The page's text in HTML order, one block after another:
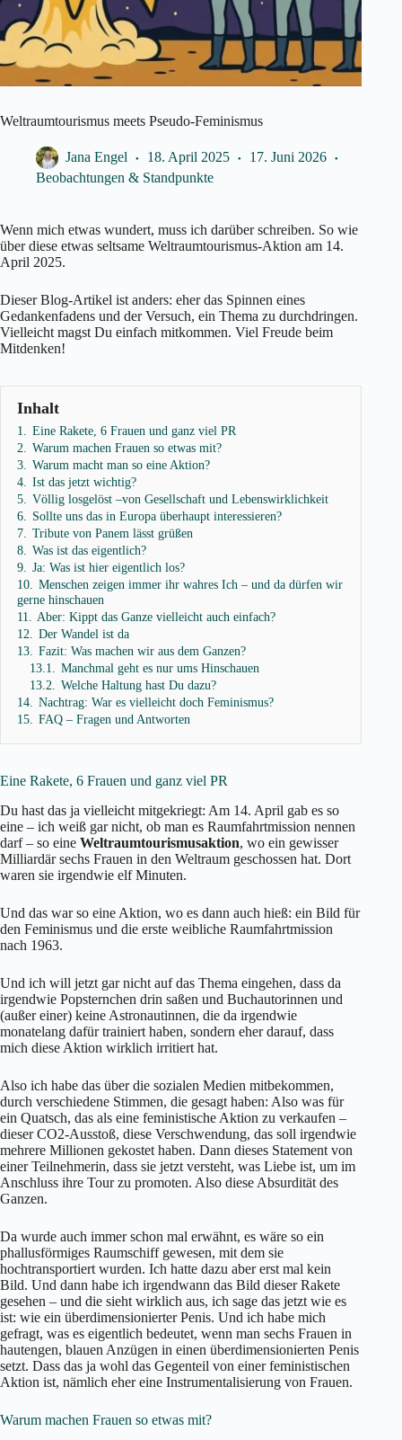
Weltraumtourismus meets Pseudo-Feminismus
Jana Engel 18. April 2025
17. Juni 2026
Beobachtungen & Standpunkte
Wenn mich etwas wundert, muss ich darüber schreiben. So wie
über diese etwas seltsame Weltraumtourismus-Aktion am 14.
April 2025.
Dieser Blog-Artikel ist anders: eher das Spinnen eines
Gedankenfadens und der Versuch, ein Thema zu durchdringen.
Vielleicht magst Du einfach mitkommen. Viel Freude beim
Mitdenken!
Inhalt
1.
Eine Rakete, 6 Frauen und ganz viel PR
2.
Warum machen Frauen so etwas mit?
3.
Warum macht man so eine Aktion?
4.
Ist das jetzt wichtig?
5.
Völlig losgelöst –von Gesellschaft und Lebenswirklichkeit
6.
Sollte uns das in Europa überhaupt interessieren?
7.
Tribute von Panem lässt grüßen
8.
Was ist das eigentlich?
9.
Ja: Was ist hier eigentlich los?
10.
Menschen zeigen immer ihr wahres Ich – und da dürfen wir
gerne hinschauen
11.
Aber: Kippt das Ganze vielleicht auch einfach?
12.
Der Wandel ist da
13.
Fazit: Was machen wir aus dem Ganzen?
13.1.
Manchmal geht es nur ums Hinschauen
13.2.
Welche Haltung hast Du dazu?
14.
Nachtrag: War es vielleicht doch Feminismus?
15.
FAQ – Fragen und Antworten
Eine Rakete, 6 Frauen und ganz viel PR
Du hast das ja vielleicht mitgekriegt: Am 14. April gab es so
eine – ich weiß gar nicht, ob man es Raumfahrtmission nennen
darf – so eine Weltraumtourismusaktion, wo ein gewisser
Milliardär sechs Frauen in den Weltraum geschossen hat. Dort
waren sie irgendwie elf Minuten.
Und das war so eine Aktion, wo es dann auch hieß: ein Bild für
den Feminismus und die erste weibliche Raumfahrtmission
nach 1963.
Und ich will jetzt gar nicht auf das Thema eingehen, dass da
irgendwie Popsternchen drin saßen und Buchautorinnen und
(außer einer) keine Astronautinnen, die da irgendwie
monatelang dafür trainiert haben, sondern eher darauf, dass
mich diese Aktion wirklich irritiert hat.
Also ich habe das über die sozialen Medien mitbekommen,
durch verschiedene Stimmen, die gesagt haben: Also was für
ein Quatsch, das als eine feministische Aktion zu verkaufen –
dieser CO2-Ausstoß, diese Verschwendung, das soll irgendwie
mehrere Millionen gekostet haben. Dann dieses Statement von
einer Teilnehmerin, dass sie jetzt versteht, was Liebe ist, um im
Anschluss ihre Tour zu promoten. Also diese Absurdität des
Ganzen.
Da wurde auch immer schon mal erwähnt, es wäre so ein
phallusförmiges Raumschiff gewesen, mit dem sie
hochtransportiert wurden. Ich hatte dazu aber erst mal kein
Bild. Und dann habe ich irgendwann das Bild dieser Rakete
gesehen – und die sieht wirklich aus, ich sage das jetzt wie es
ist: wie ein überdimensionierter Penis. Und ich habe mich
gefragt, was es eigentlich bedeutet, wenn man sechs Frauen in
hautengen, blauen Anzügen in einen überdimensionierten Penis
setzt. Dass das ja wohl das Gegenteil von einer feministischen
Aktion ist, nämlich eher eine Instrumentalisierung von Frauen.
Warum machen Frauen so etwas mit?